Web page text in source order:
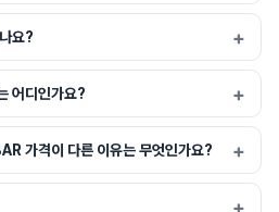
요?
어디인가요?
가격이 다른 이유는 무엇인가요?